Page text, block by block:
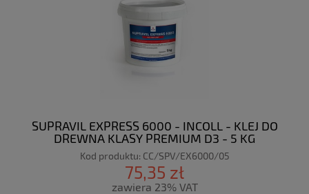
SUPRAVIL EXPRESS 6000 - INCOLL - KLEJ DO
DREWNA KLASY PREMIUM D3 - 5 KG
Kod produktu: CC/SPV/EX6000/05
75,35 zł
zawiera 23% VAT